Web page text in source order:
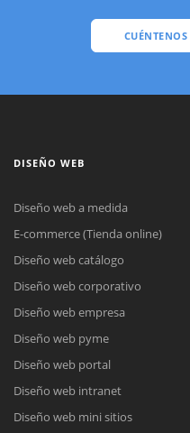
CUÉNTENOS
DISEÑO WEB
Diseño web a medida
E-commerce (Tienda online)
Diseño web catálogo
Diseño web corporativo
Diseño web empresa
Diseño web pyme
Diseño web portal
Diseño web intranet
Diseño web mini sitios